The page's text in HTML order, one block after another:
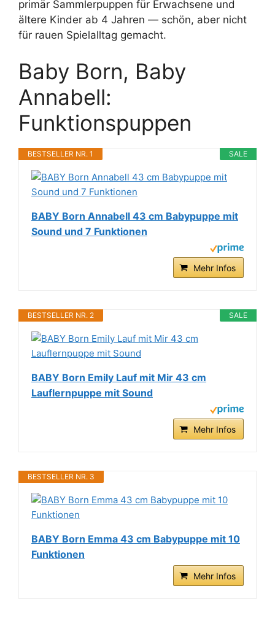
primär Sammlerpuppen für Erwachsene und
ältere Kinder ab 4 Jahren — schön, aber nicht
für rauen Spielalltag gemacht.
Baby Born, Baby
Annabell:
Funktionspuppen
SALE
BESTSELLER NR. 1
BABY Born Annabell 43 cm Babypuppe mit
Sound und 7 Funktionen
Mehr Infos
SALE
BESTSELLER NR. 2
BABY Born Emily Lauf mit Mir 43 cm
Lauflernpuppe mit Sound
Mehr Infos
BESTSELLER NR. 3
BABY Born Emma 43 cm Babypuppe mit 10
Funktionen
Mehr Infos